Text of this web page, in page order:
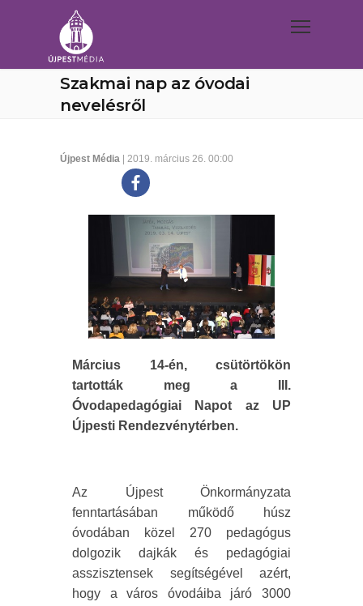
Szakmai nap az óvodai
nevelésről
Újpest Média | 2019. március 26. 00:00
Március 14-én, csütörtökön
tartották meg a III.
Óvodapedagógiai Napot az UP
Újpesti Rendezvénytérben.
Az Újpest Önkormányzata
fenntartásában működő húsz
óvodában közel 270 pedagógus
dolgozik dajkák és pedagógiai
asszisztensek segítségével azért,
hogy a város óvodáiba járó 3000